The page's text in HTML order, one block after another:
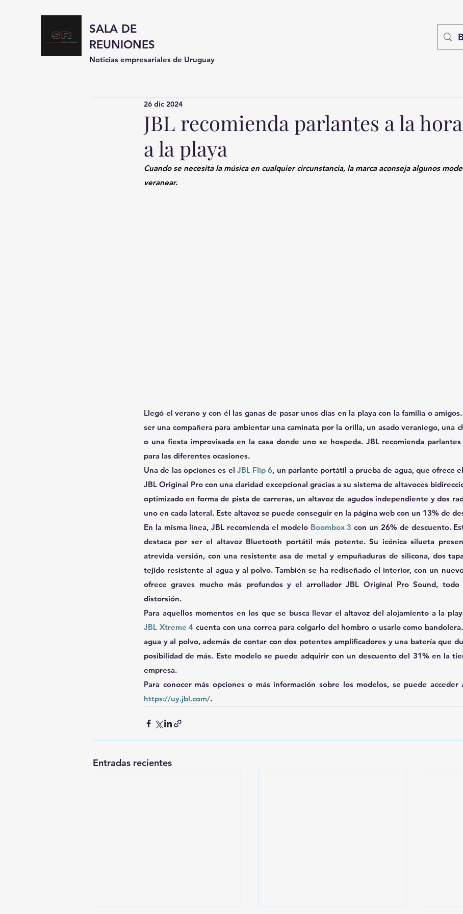
SALA DE
REUNIONES
Noticias empresariales de Uruguay
JBL recomienda parlantes a la
a la playa
26 dic 2024
Cuando se necesita la música en cualquier circunstancia, la marca aconseja algunos
veranear.
Llegó el verano y con él las ganas de pasar unos días en la playa con la familia o
ser una compañera para ambientar una caminata por la orilla, un asado veraniego, una
o una fiesta improvisada en la casa donde uno se hospeda. JBL recomienda
para las diferentes ocasiones.
Una de las opciones es el JBL Flip 6, un parlante portátil a prueba de agua, que ofrece
JBL Original Pro con una claridad excepcional gracias a su sistema de altavoces
optimizado en forma de pista de carreras, un altavoz de agudos independiente y dos
uno en cada lateral. Este altavoz se puede conseguir en la página web con un 13% de
En la misma línea, JBL recomienda el modelo Boombox 3 con un 26% de descuento.
destaca por ser el altavoz Bluetooth portátil más potente. Su icónica silueta
atrevida versión, con una resistente asa de metal y empuñaduras de silicona, dos
tejido resistente al agua y al polvo. También se ha rediseñado el interior, con un
ofrece graves mucho más profundos y el arrollador JBL Original Pro Sound,
distorsión.
JBL Xtreme 4 cuenta con una correa para colgarlo del hombro o usarlo como
agua y al polvo, además de contar con dos potentes amplificadores y una batería que
posibilidad de más. Este modelo se puede adquirir con un descuento del 31% en la
empresa.
https://uy.jbl.com/.
Entradas recientes